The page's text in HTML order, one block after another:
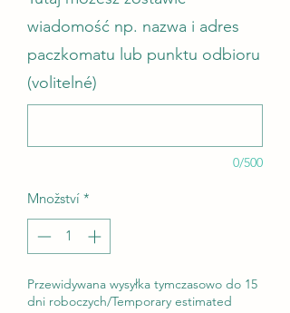
wiadomość np. nazwa i adres
paczkomatu lub punktu odbioru
(volitelné)
0/500
Množství *
Przewidywana wysyłka tymczasowo do 15
dni roboczych/Temporary estimated